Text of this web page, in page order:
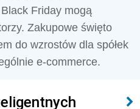
Friday mogą
Zakupowe święto
do wzrostów dla spółek
e-commerce.